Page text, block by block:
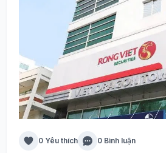
0 Yêu thích 0 Bình luận